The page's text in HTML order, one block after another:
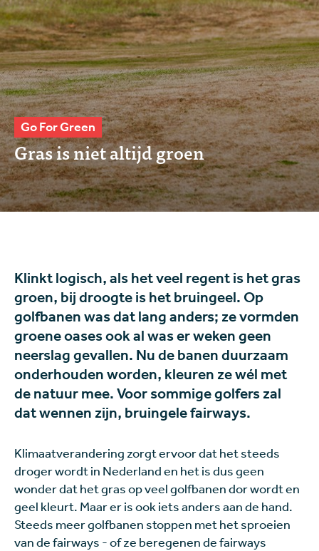
Go For Green
Gras is niet altijd groen
Klinkt logisch, als het veel regent is het gras
groen, bij droogte is het bruingeel. Op
golfbanen was dat lang anders; ze vormden
groene oases ook al was er weken geen
neerslag gevallen. Nu de banen duurzaam
onderhouden worden, kleuren ze wél met
de natuur mee. Voor sommige golfers zal
dat wennen zijn, bruingele fairways.
Klimaatverandering zorgt ervoor dat het steeds
droger wordt in Nederland en het is dus geen
wonder dat het gras op veel golfbanen dor wordt en
geel kleurt. Maar er is ook iets anders aan de hand.
Steeds meer golfbanen stoppen met het sproeien
van de fairways - of ze beregenen de fairways